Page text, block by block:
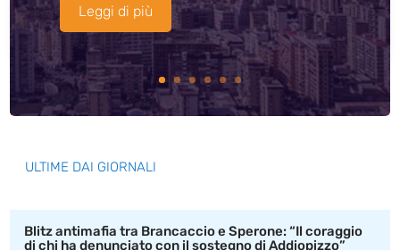
Leggi di più
ULTIME DAI GIORNALI
Blitz antimafia tra Brancaccio e Sperone: “Il coraggio
di chi ha denunciato con il sostegno di Addiopizzo”